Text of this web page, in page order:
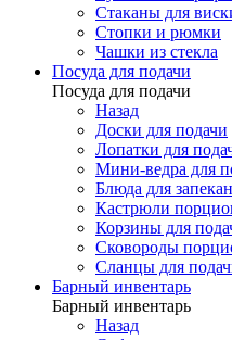
Стаканы для
Стопки и рюмки
Чашки из стекла
Посуда для подачи
Посуда для подачи
Назад
Доски для подачи
Лопатки для
Мини-ведра для
Блюда для
Кастрюли
Корзины для
Сковороды
Сланцы для
Барный инвентарь
Барный инвентарь
Назад